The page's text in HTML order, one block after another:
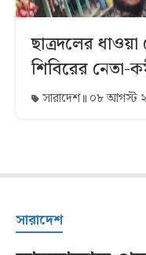
ছাত্রদলের
শিবিরের নেতা-
সারাদেশ ০৮ আগস্ট
সারাদেশ